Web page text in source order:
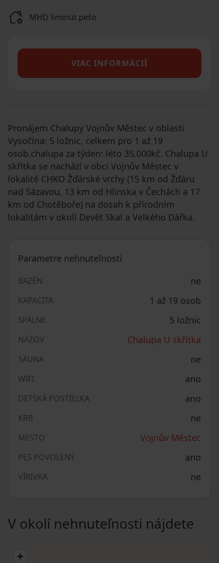
MHD 5minút pešo
VIAC INFORMÁCIÍ
Pronájem Chalupy Vojnův Městec v oblasti
Vysočina: 5 ložnic, celkem pro 1 až 19
osob.chalupa za týden: léto 35.000kč. Chalupa U
skřítka se nachází v obci Vojnův Městec v
lokalitě CHKO Žďárské vrchy (15 km od Žďáru
nad Sázavou, 13 km od Hlinska v Čechách a 17
km od Chotěboře) na dosah k přírodním
lokalitám v okolí Devět Skal a Velkého Dářka.
Parametre nehnuteľnosti
BAZÉN ne
KAPACITA 1 až 19 osob
SPÁLNE 5 ložnic
NÁZOV Chalupa U skřítka
SAUNA ne
WIFI ano
DETSKÁ POSTIEĽKA ano
KRB ne
MESTO Vojnův Městec
PES POVOLENÝ ano
VÍRIVKA ne
V okolí nehnuteľnosti nájdete